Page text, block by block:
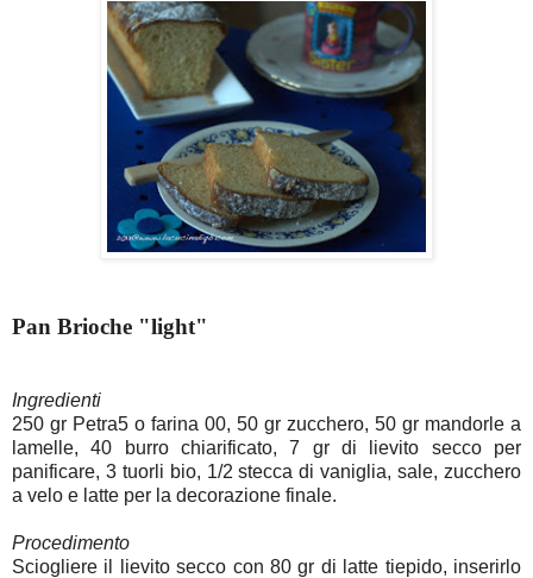
Pan Brioche "light"
Ingredienti
250 gr Petra5 o farina 00, 50 gr zucchero, 50 gr mandorle a
lamelle, 40 burro chiarificato, 7 gr di lievito secco per
panificare, 3 tuorli bio, 1/2 stecca di vaniglia, sale, zucchero
a velo e latte per la decorazione finale.
Procedimento
Sciogliere il lievito secco con 80 gr di latte tiepido, inserirlo